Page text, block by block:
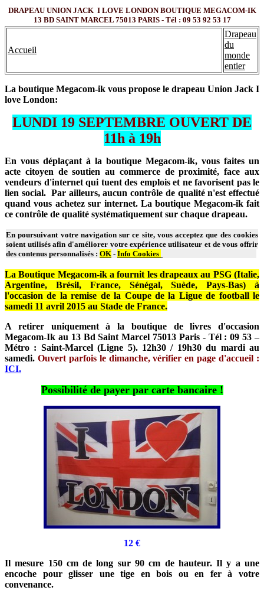
DRAPEAU UNION JACK I LOVE LONDON BOUTIQUE MEGACOM-IK
13 BD SAINT MARCEL 75013 PARIS - Tél : 09 53 92 53 17
Accueil
Drapeau
du
monde
entier
La boutique Megacom-ik vous propose le drapeau Union Jack I
love London:
LUNDI 19 SEPTEMBRE OUVERT DE
11h à 19h
En vous déplaçant à la boutique Megacom-ik, vous faites un
acte citoyen de soutien au commerce de proximité, face aux
vendeurs d'internet qui tuent des emplois et ne favorisent pas le
lien social. Par ailleurs, aucun contrôle de qualité n'est effectué
quand vous achetez sur internet. La boutique Megacom-ik fait
ce contrôle de qualité systématiquement sur chaque drapeau.
En poursuivant votre navigation sur ce site, vous acceptez que des cookies
soient utilisés afin d'améliorer votre expérience utilisateur et de vous offrir
des contenus personnalisés : OK - Info Cookies
La Boutique Megacom-ik a fournit les drapeaux au PSG (Italie,
Argentine, Brésil, France, Sénégal, Suède, Pays-Bas) à
l'occasion de la remise de la Coupe de la Ligue de football le
samedi 11 avril 2015 au Stade de France.
A retirer uniquement à la boutique de livres d'occasion
Megacom-Ik au 13 Bd Saint Marcel 75013 Paris - Tél : 09 53 –
Métro : Saint-Marcel (Ligne 5). 12h30 / 19h30 du mardi au
samedi. Ouvert parfois le dimanche, vérifier en page d'accueil :
ICI.
Possibilité de payer par carte bancaire !
12 €
Il mesure 150 cm de long sur 90 cm de hauteur. Il y a une
encoche pour glisser une tige en bois ou en fer à votre
convenance.